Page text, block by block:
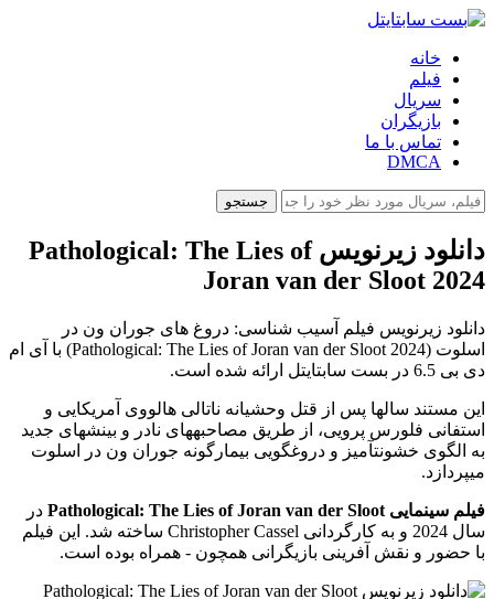
خانه
فیلم
سریال
بازیگران
تماس با ما
DMCA
جستجو
دانلود زیرنویس Pathological: The Lies of
Joran van der Sloot 2024
دانلود زیرنویس فیلم آسیب شناسی: دروغ های جوران ون در
اسلوت (Pathological: The Lies of Joran van der Sloot 2024) با آی ام
دی بی 6.5 در بست سابتایتل ارائه شده است.
این مستند سالها پس از قتل وحشیانه ناتالی هالووی آمریکایی و
استفانی فلورس پرویی، از طریق مصاحبههای نادر و بینشهای جدید
به الگوی خشونتآمیز و دروغگویی بیمارگونه جوران ون در اسلوت
میپردازد.
فیلم سینمایی Pathological: The Lies of Joran van der Sloot
در
سال 2024 و به کارگردانی Christopher Cassel ساخته شد. این فیلم
با حضور و نقش آفرینی بازیگرانی همچون - همراه بوده است.